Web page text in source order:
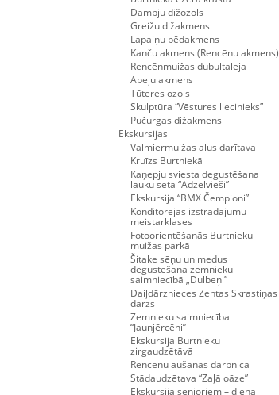
Dambju dižozols
Greižu dižakmens
Lapaiņu pēdakmens
Kanču akmens (Rencēnu akmens)
Rencēnmuižas dubultaleja
Ābeļu akmens
Tūteres ozols
Skulptūra “Vēstures liecinieks”
Pučurgas dižakmens
Ekskursijas
Valmiermuižas alus darītava
Kruīzs Burtniekā
Kaņepju sviesta degustēšana
lauku sētā “Adzelvieši”
Ekskursija “BMX Čempioni”
Konditorejas izstrādājumu
meistarklases
Fotoorientēšanās Burtnieku
muižas parkā
Šitake sēņu un medus
degustēšana zemnieku
saimniecībā „Dulbeņi”
Daiļdārznieces Zentas Skrastiņas
dārzs
Zemnieku saimniecība
“Jaunjērcēni”
Ekskursija Burtnieku
zirgaudzētāvā
Rencēnu aušanas darbnīca
Stādaudzētava “Zaļā oāze”
Ekskursija senioriem – diena